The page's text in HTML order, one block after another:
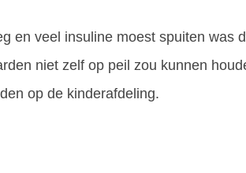
en veel insuline moest spuiten was
niet zelf op peil zou kunnen
op de kinderafdeling.